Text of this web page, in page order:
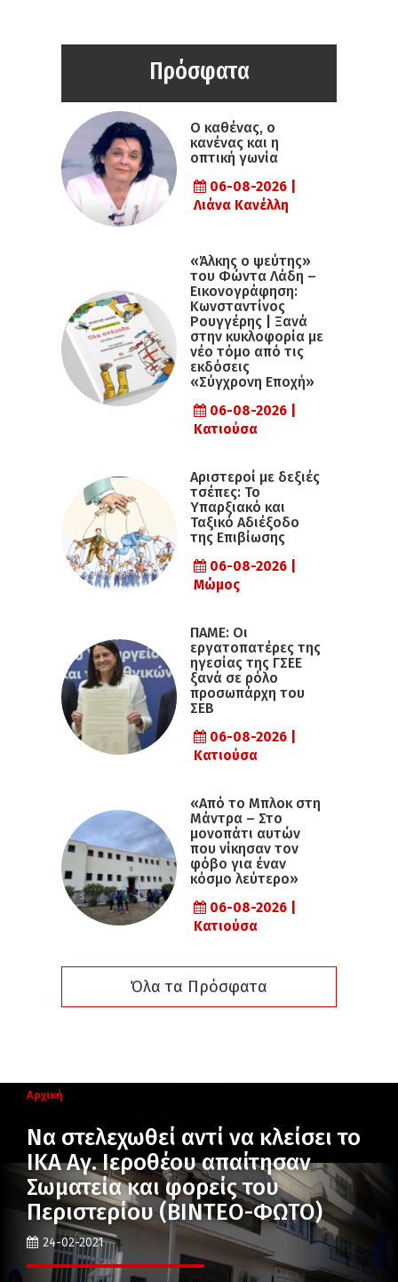
Πρόσφατα
Ο καθένας, ο
κανένας και η
οπτική γωνία
06-08-2026 |
Λιάνα Κανέλλη
«Άλκης ο ψεύτης»
του Φώντα Λάδη –
Εικονογράφηση:
Κωνσταντίνος
Ρουγγέρης | Ξανά
στην κυκλοφορία με
νέο τόμο από τις
εκδόσεις
«Σύγχρονη Εποχή»
06-08-2026 |
Κατιούσα
Αριστεροί με δεξιές
τσέπες: Το
Υπαρξιακό και
Ταξικό Αδιέξοδο
της Επιβίωσης
06-08-2026 |
Μώμος
ΠΑΜΕ: Οι
εργατοπατέρες της
ηγεσίας της ΓΣΕΕ
ξανά σε ρόλο
προσωπάρχη του
ΣΕΒ
06-08-2026 |
Κατιούσα
«Από το Μπλοκ στη
Μάντρα – Στο
μονοπάτι αυτών
που νίκησαν τον
φόβο για έναν
κόσμο λεύτερο»
06-08-2026 |
Κατιούσα
Όλα τα Πρόσφατα
Αρχική
Να στελεχωθεί αντί να κλείσει το
ΙΚΑ Αγ. Ιεροθέου απαίτησαν
Σωματεία και φορείς του
Περιστερίου (ΒΙΝΤΕΟ-ΦΩΤΟ)
24-02-2021